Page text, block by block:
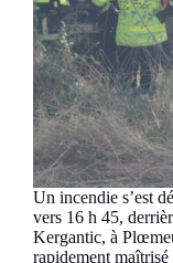
Un incendie s’est
vers 16 h 45,
Kergantic, à
rapidement